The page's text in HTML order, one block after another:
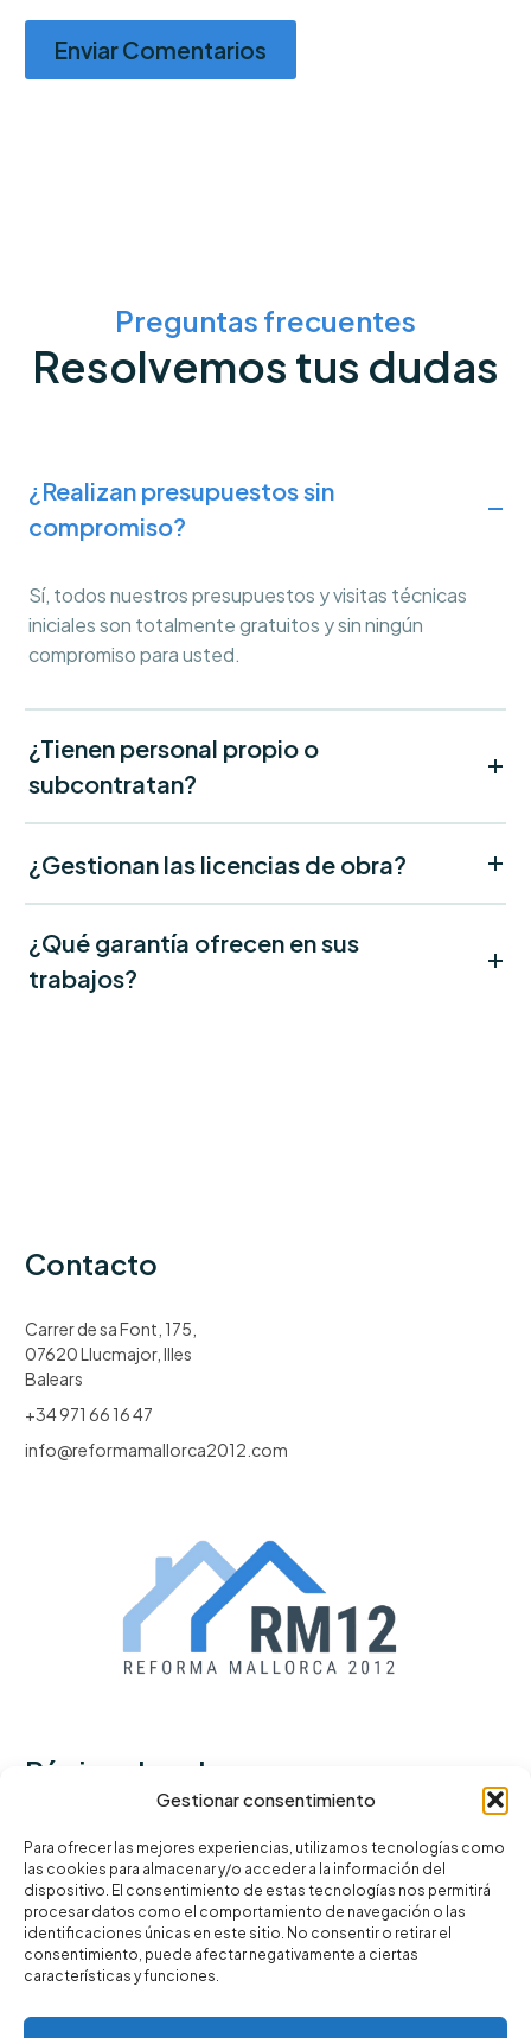
Gestionar consentimiento
Para ofrecer las mejores experiencias, utilizamos tecnologías como
las cookies para almacenar y/o acceder a la información del
dispositivo. El consentimiento de estas tecnologías nos permitirá
procesar datos como el comportamiento de navegación o las
identificaciones únicas en este sitio. No consentir o retirar el
consentimiento, puede afectar negativamente a ciertas
características y funciones.
Enviar Comentarios
Preguntas frecuentes
Resolvemos tus dudas
¿Realizan presupuestos sin
compromiso?
Sí, todos nuestros presupuestos y visitas técnicas
iniciales son totalmente gratuitos y sin ningún
compromiso para usted.
¿Tienen personal propio o
subcontratan?
¿Gestionan las licencias de obra?
¿Qué garantía ofrecen en sus
trabajos?
Contacto
Carrer de sa Font, 175,
07620 Llucmajor, Illes
Balears
+34 971 66 16 47
info@reformamallorca2012.com
Páginas legales
Política de privacidad
Términos y condiciones
Política de cookies